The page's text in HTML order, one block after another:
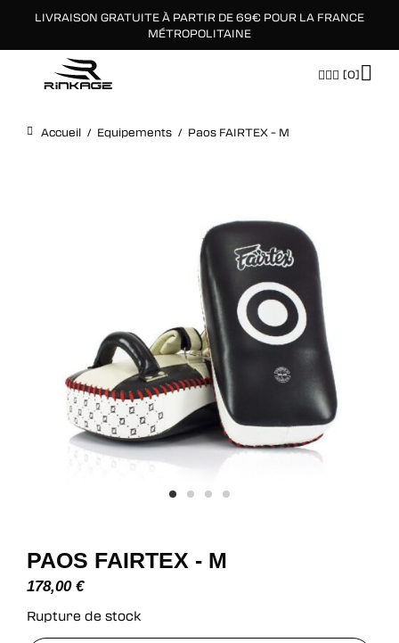
LIVRAISON GRATUITE À PARTIR DE 69€ POUR LA FRANCE
MÉTROPOLITAINE
[0]
Accueil / Equipements / Paos FAIRTEX – M
PAOS FAIRTEX - M
178,00 €
Rupture de stock